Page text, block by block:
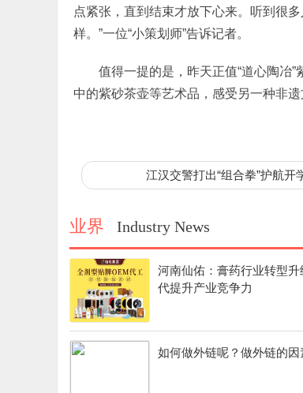
点紧张，直到结束才放下心来。听到很
样。”一位“小策划师”告诉记者。
值得一提的是，昨天正值“道心陶冶
中的紫砂茶壶等艺术品，感受另一种非遗
江汉交警打出“组合拳”护航开
业界 Industry News
河南仙佑：膏药行业转型
代提升产业竞争力
如何做外链呢？做外链的因